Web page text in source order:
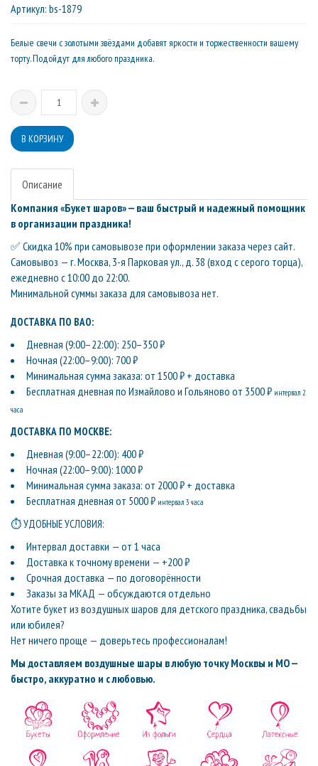
Артикул: bs-1879
Белые свечи с золотыми звёздами добавят яркости и торжественности вашему
торту. Подойдут для любого праздника.
Описание
Компания «Букет шаров» — ваш быстрый и надежный помощник
в организации праздника!
✅ Скидка 10% при самовывозе при оформлении заказа через сайт.
Самовывоз — г. Москва, 3-я Парковая ул., д. 38 (вход с серого торца),
ежедневно с 10:00 до 22:00.
Минимальной суммы заказа для самовывоза нет.
ДОСТАВКА ПО ВАО:
Дневная (9:00–22:00): 250–350 ₽
Ночная (22:00–9:00): 700 ₽
Минимальная сумма заказа: от 1500 ₽ + доставка
Бесплатная дневная по Измайлово и Гольяново от 3500 ₽ интервал 2
часа
ДОСТАВКА ПО МОСКВЕ:
Дневная (9:00–22:00): 400 ₽
Ночная (22:00–9:00): 1000 ₽
Минимальная сумма заказа: от 2000 ₽ + доставка
Бесплатная дневная от 5000 ₽ интервал 3 часа
⏱ УДОБНЫЕ УСЛОВИЯ:
Интервал доставки — от 1 часа
Доставка к точному времени — +200 ₽
Срочная доставка — по договорённости
Заказы за МКАД — обсуждаются отдельно
Хотите букет из воздушных шаров для детского праздника, свадьбы
или юбилея?
Нет ничего проще — доверьтесь профессионалам!
Мы доставляем воздушные шары в любую точку Москвы и МО —
быстро, аккуратно и с любовью.